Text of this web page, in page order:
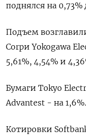
поднялся на 0,73%
Подъем
Corpи Yokogawa
5,61%, 4,54% и
Бумаги Tokyo
Advantest - на 1,6%.
Котировки